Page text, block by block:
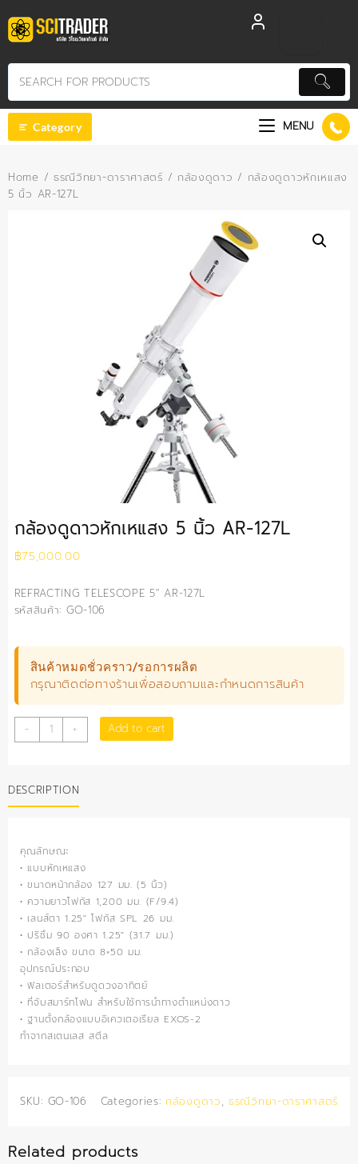
to
content
Category MENU
Home / ธรณีวิทยา-ดาราศาสตร์ / กล้องดูดาว / กล้องดูดาวหักเหแสง
5 นิ้ว AR-127L
กล้องดูดาวหักเหแสง 5 นิ้ว AR-127L
฿75,000.00
REFRACTING TELESCOPE 5″ AR-127L
รหัสสินค้า: GO-106
สินค้าหมดชั่วคราว/รอการผลิต
กรุณาติดต่อทางร้านเพื่อสอบถามและกำหนดการสินค้า
-
กล้อง
ดู
แสง
5
AR-
127L
quantity
+ Add to cart
DESCRIPTION
คุณลักษณะ
• แบบหักเหแสง
• ขนาดหน้ากล้อง 127 มม. (5 นิ้ว)
• ความยาวโฟกัส 1,200 มม. (F/9.4)
• เลนส์ตา 1.25″ โฟกัส SPL 26 มม.
• ปริซึม 90 องศา 1.25″ (31.7 มม.)
• กล้องเล็ง ขนาด 8×50 มม.
อุปกรณ์ประกอบ
• ฟิลเตอร์สำหรับดูดวงอาทิตย์
• ที่จับสมาร์ทโฟน สำหรับใช้การนำทางตำแหน่งดาว
• ฐานตั้งกล้องแบบอิเควเตอเรียล EXOS-2
ทำจากสเตนเลส สตีล
SKU: GO-106 Categories:กล้องดูดาว,ธรณีวิทยา-ดาราศาสตร์
Related products